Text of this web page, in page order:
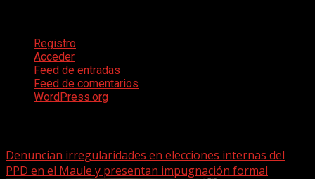
Registro
Acceder
Feed de entradas
Feed de comentarios
WordPress.org
Denuncian irregularidades en elecciones internas del
PPD en el Maule y presentan impugnación formal